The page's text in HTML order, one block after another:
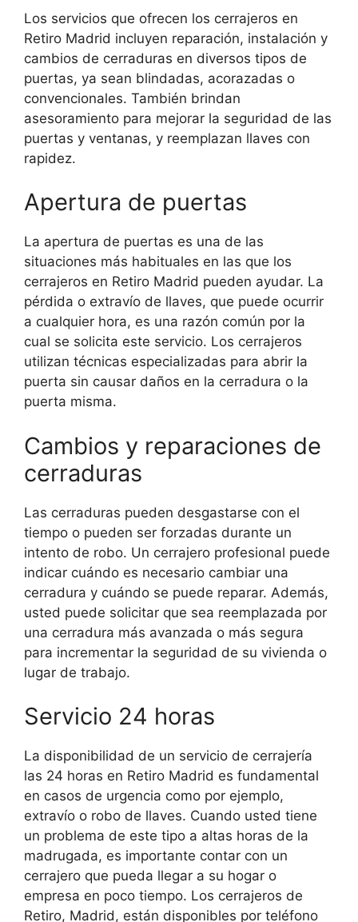
Los servicios que ofrecen los cerrajeros en
Retiro Madrid incluyen reparación, instalación y
cambios de cerraduras en diversos tipos de
puertas, ya sean blindadas, acorazadas o
convencionales. También brindan
asesoramiento para mejorar la seguridad de las
puertas y ventanas, y reemplazan llaves con
rapidez.
Apertura de puertas
La apertura de puertas es una de las
situaciones más habituales en las que los
cerrajeros en Retiro Madrid pueden ayudar. La
pérdida o extravío de llaves, que puede ocurrir
a cualquier hora, es una razón común por la
cual se solicita este servicio. Los cerrajeros
utilizan técnicas especializadas para abrir la
puerta sin causar daños en la cerradura o la
puerta misma.
Cambios y reparaciones de
cerraduras
Las cerraduras pueden desgastarse con el
tiempo o pueden ser forzadas durante un
intento de robo. Un cerrajero profesional puede
indicar cuándo es necesario cambiar una
cerradura y cuándo se puede reparar. Además,
usted puede solicitar que sea reemplazada por
una cerradura más avanzada o más segura
para incrementar la seguridad de su vivienda o
lugar de trabajo.
Servicio 24 horas
La disponibilidad de un servicio de cerrajería
las 24 horas en Retiro Madrid es fundamental
en casos de urgencia como por ejemplo,
extravío o robo de llaves. Cuando usted tiene
un problema de este tipo a altas horas de la
madrugada, es importante contar con un
cerrajero que pueda llegar a su hogar o
empresa en poco tiempo. Los cerrajeros de
Retiro, Madrid, están disponibles por teléfono